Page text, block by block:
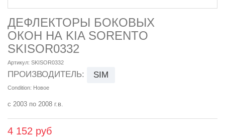
ДЕФЛЕКТОРЫ БОКОВЫХ
ОКОН НА KIA SORENTO
SKISOR0332
Артикул: SKISOR0332
ПРОИЗВОДИТЕЛЬ: SIM
Condition: Новое
с 2003 по 2008 г.в.
4 152 руб